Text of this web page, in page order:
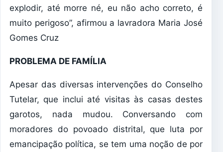
explodir, até morre né, eu não acho correto, é
muito perigoso”, afirmou a lavradora Maria José
Gomes Cruz
PROBLEMA DE FAMÍLIA
Apesar das diversas intervenções do Conselho
Tutelar, que inclui até visitas às casas destes
garotos, nada mudou. Conversando com
moradores do povoado distrital, que luta por
emancipação política, se tem uma noção de por